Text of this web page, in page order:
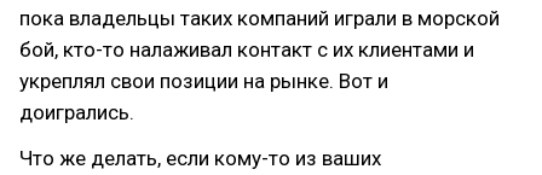
пока владельцы таких компаний играли в морской
бой, кто-то налаживал контакт с их клиентами и
укреплял свои позиции на рынке. Вот и
доигрались.
Что же делать, если кому-то из ваших